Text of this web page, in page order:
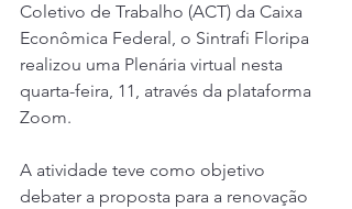
Coletivo de Trabalho (ACT) da Caixa
Econômica Federal, o Sintrafi Floripa
realizou uma Plenária virtual nesta
quarta-feira, 11, através da plataforma
Zoom.
A atividade teve como objetivo
debater a proposta para a renovação